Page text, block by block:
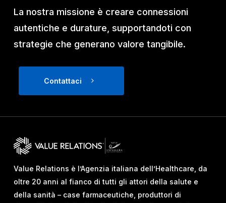
La nostra missione è creare connessioni
autentiche e durature, supportandoti con
strategie che generano valore tangibile.
Contattaci
Value Relations è l’Agenzia italiana dell’Healthcare, da
oltre 20 anni al fianco di tutti gli attori della salute e
della sanità – case farmaceutiche, produttori di